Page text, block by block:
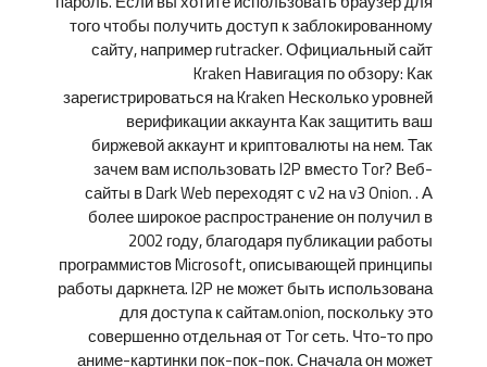
того чтобы получить доступ к заблокированному
сайту, например rutracker. Официальный сайт
Kraken Навигация по обзору: Как
зарегистрироваться на Kraken Несколько уровней
верификации аккаунта Как защитить ваш
биржевой аккаунт и криптовалюты на нем. Так
зачем вам использовать I2P вместо Tor? Веб-
сайты в Dark Web переходят с v2 на v3 Onion. . А
более широкое распространение он получил в
2002 году, благодаря публикации работы
программистов Microsoft, описывающей принципы
работы даркнета. I2P не может быть использована
для доступа к сайтам.onion, поскольку это
совершенно отдельная от Tor сеть. Что-то про
аниме-картинки пок-пок-пок. Сначала он может